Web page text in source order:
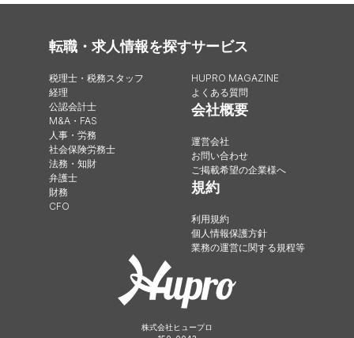
転職・求人情報を探す
税理士・税務スタッフ
経理
公認会計士
M&A・FAS
人事・労務
社会保険労務士
法務・知財
弁護士
財務
CFO
サービス
HUPRO MAGAZINE
よくある質問
会社概要
運営会社
お問い合わせ
ご掲載希望の企業様へ
規約
利用規約
個人情報保護方針
業務の運営に関する規程等
株式会社ヒュープロ